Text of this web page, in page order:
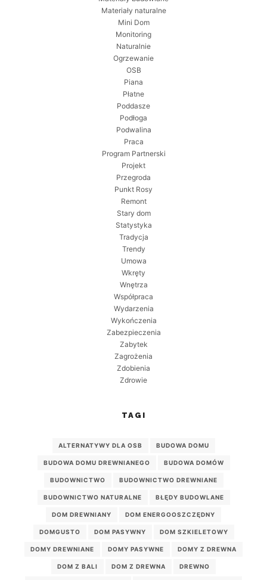
Materiały naturalne
Mini Dom
Monitoring
Naturalnie
Ogrzewanie
OSB
Piana
Płatne
Poddasze
Podłoga
Podwalina
Praca
Program Partnerski
Projekt
Przegroda
Punkt Rosy
Remont
Stary dom
Statystyka
Tradycja
Trendy
Umowa
Wkręty
Wnętrza
Współpraca
Wydarzenia
Wykończenia
Zabezpieczenia
Zabytek
Zagrożenia
Zdobienia
Zdrowie
TAGI
ALTERNATYWY DLA OSB BUDOWA DOMU
BUDOWA DOMU DREWNIANEGO BUDOWA DOMÓW
BUDOWNICTWO BUDOWNICTWO DREWNIANE
BUDOWNICTWO NATURALNE BŁĘDY BUDOWLANE
DOM DREWNIANY DOM ENERGOOSZCZĘDNY
DOMGUSTO DOM PASYWNY DOM SZKIELETOWY
DOMY DREWNIANE DOMY PASYWNE DOMY Z DREWNA
DOM Z BALI DOM Z DREWNA DREWNO